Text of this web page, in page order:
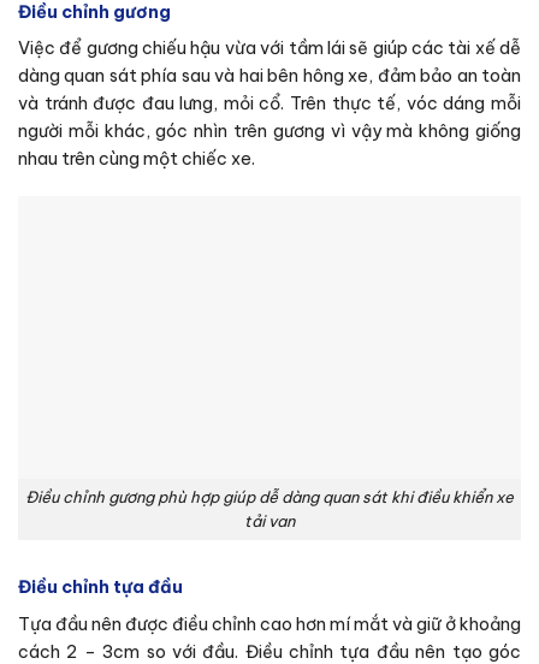
Điều chỉnh gương
Việc để gương chiếu hậu vừa với tầm lái sẽ giúp các tài xế dễ
dàng quan sát phía sau và hai bên hông xe, đảm bảo an toàn
và tránh được đau lưng, mỏi cổ. Trên thực tế, vóc dáng mỗi
người mỗi khác, góc nhìn trên gương vì vậy mà không giống
nhau trên cùng một chiếc xe.
Điều chỉnh gương phù hợp giúp dễ dàng quan sát khi điều khiển xe
tải van
Điều chỉnh tựa đầu
Tựa đầu nên được điều chỉnh cao hơn mí mắt và giữ ở khoảng
cách 2 – 3cm so với đầu. Điều chỉnh tựa đầu nên tạo góc